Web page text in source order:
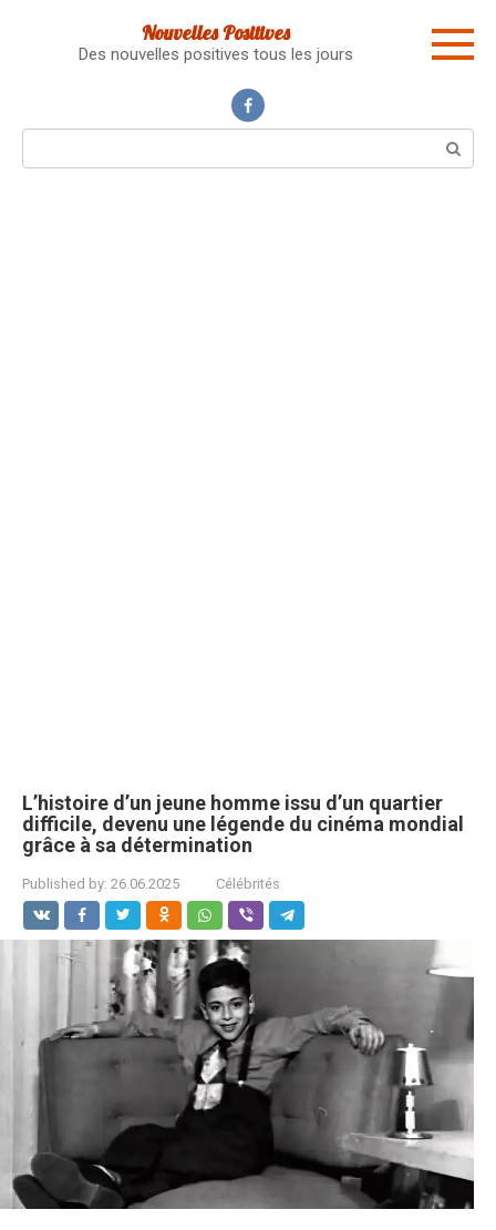
Nouvelles Positives
Des nouvelles positives tous les jours
L’histoire d’un jeune homme issu d’un quartier
difficile, devenu une légende du cinéma mondial
grâce à sa détermination
Published by: 26.06.2025 Célébrités